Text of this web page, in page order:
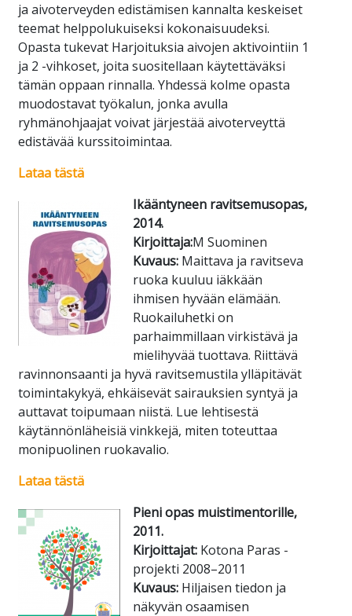
ja aivoterveyden edistämisen kannalta keskeiset
teemat helppolukuiseksi kokonaisuudeksi.
Opasta tukevat Harjoituksia aivojen aktivointiin 1
ja 2 -vihkoset, joita suositellaan käytettäväksi
tämän oppaan rinnalla. Yhdessä kolme opasta
muodostavat työkalun, jonka avulla
ryhmänohjaajat voivat järjestää aivoterveyttä
edistävää kurssitoimintaa.
Lataa tästä
Ikääntyneen ravitsemusopas,
2014.
Kirjoittaja:M Suominen
Kuvaus: Maittava ja ravitseva
ruoka kuuluu iäkkään
ihmisen hyvään elämään.
Ruokailuhetki on
parhaimmillaan virkistävä ja
mielihyvää tuottava. Riittävä
ravinnonsaanti ja hyvä ravitsemustila ylläpitävät
toimintakykyä, ehkäisevät sairauksien syntyä ja
auttavat toipumaan niistä. Lue lehtisestä
käytännönläheisiä vinkkejä, miten toteuttaa
monipuolinen ruokavalio.
Lataa tästä
Pieni opas muistimentorille,
2011.
Kirjoittajat: Kotona Paras -
projekti 2008–2011
Kuvaus: Hiljaisen tiedon ja
näkyvän osaamisen